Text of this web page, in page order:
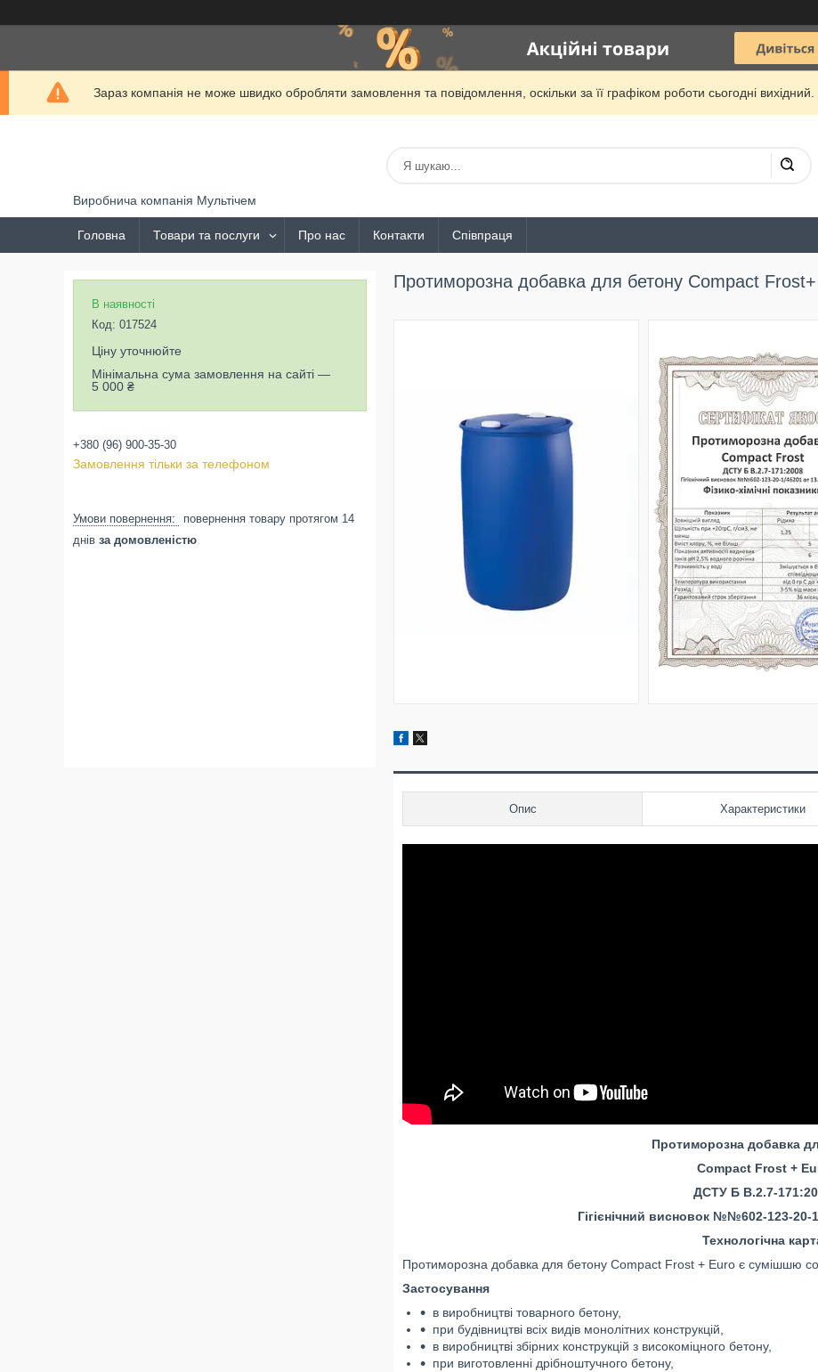
Зараз компанія не може швидко обробляти замовлення та повідомлення, оскільки за її графіком роботи сьогодні
Виробнича компанія Мультічем
Головна Товари та послуги Про нас Контакти Співпраця
Протиморозна добавка для бетону Compact
Опис Характеристики
Протиморозна добавка
Compact Frost +
ДСТУ Б В.2.7-
Гігієнічний висновок №№602-123-20-
Технологічна
Протиморозна добавка для бетону Compact Frost + Euro є сумішшю
Застосування
в виробництві товарного бетону,
при будівництві всіх видів монолітних конструкцій,
в виробництві збірних конструкцій з високоміцного бетону,
при виготовленні дрібноштучного бетону,
В наявності
Код: 017524
Ціну уточнюйте
Мінімальна сума замовлення на сайті —
5 000 ₴
+380 (96) 900-35-30
Замовлення тільки за телефоном
повернення товару протягом 14
днів за домовленістю